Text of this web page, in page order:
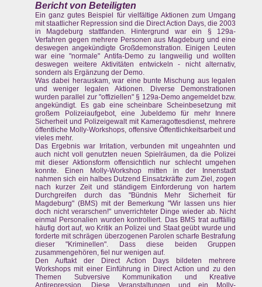
Bericht von Beteiligten
Ein ganz gutes Beispiel für vielfältige Aktionen zum Umgang
mit staatlicher Repression sind die Direct Action Days, die 2003
in Magdeburg stattfanden. Hintergrund war ein § 129a-
Verfahren gegen mehrere Personen aus Magdeburg und eine
deswegen angekündigte Großdemonstration. Einigen Leuten
war eine "normale" Antifa-Demo zu langweilig und wollten
deswegen weitere Aktivitäten entwickeln - nicht alternativ,
sondern als Ergänzung der Demo.
Was dabei herauskam, war eine bunte Mischung aus legalen
und weniger legalen Aktionen. Diverse Demonstrationen
wurden parallel zur "offiziellen" § 129a-Demo angemeldet bzw.
angekündigt. Es gab eine scheinbare Scheinbesetzung mit
großem Polizeiaufgebot, eine Jubeldemo für mehr Innere
Sicherheit und Polizeigewalt mit Kameragottesdienst, mehrere
öffentliche Molly-Workshops, offensive Öffentlichkeitsarbeit und
vieles mehr.
Das Ergebnis war Irritation, verbunden mit ungeahnten und
auch nicht voll genutzten neuen Spielräumen, da die Polizei
mit dieser Aktionsform offensichtlich nur schlecht umgehen
konnte. Einen Molly-Workshop mitten in der Innenstadt
nahmen sich ein halbes Dutzend Einsatzkräfte zum Ziel, zogen
nach kurzer Zeit und ständigem Einforderung von hartem
Durchgreifen durch das "Bündnis Mehr Sicherheit für
Magdeburg" (BMS) mit der Bemerkung "Wir lassen uns hier
doch nicht verarschen!" unverrichteter Dinge wieder ab. Nicht
einmal Personalien wurden kontrolliert. Das BMS trat auffällig
häufig dort auf, wo Kritik an Polizei und Staat geübt wurde und
forderte mit schrägen überzogenen Parolen scharfe Bestrafung
dieser "Kriminellen". Dass diese beiden Gruppen
zusammengehören, fiel nur wenigen auf.
Den Auftakt der Direct Action Days bildeten mehrere
Workshops mit einer Einführung in Direct Action und zu den
Themen Subversive Kommunikation und Kreative